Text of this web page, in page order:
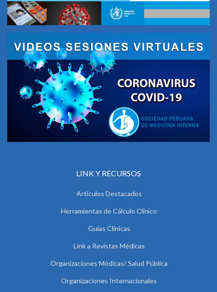
LINK Y RECURSOS
Artículos Destacados
Herramientas de Cálculo Clínico
Guías Clínicas
Link a Revistas Médicas
Organizaciones Médicas/ Salud Pública
Organizaciones Internacionales